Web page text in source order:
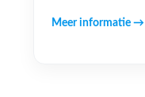
Meer informatie →